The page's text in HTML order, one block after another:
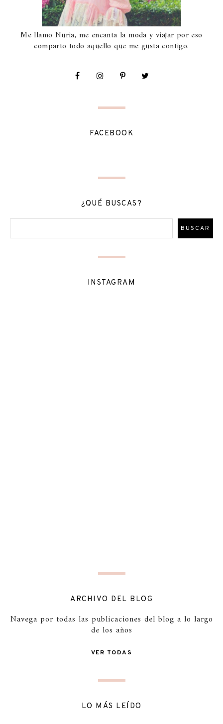
Me llamo Nuria, me encanta la moda y viajar por eso
comparto todo aquello que me gusta contigo.
FACEBOOK
¿QUÉ BUSCAS?
INSTAGRAM
ARCHIVO DEL BLOG
Navega por todas las publicaciones del blog a lo largo
de los años
VER TODAS
LO MÁS LEÍDO